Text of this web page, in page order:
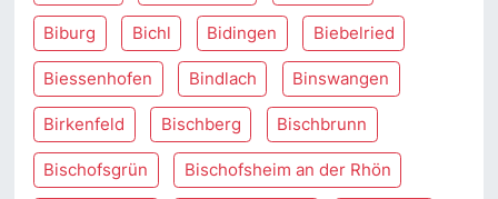
Biburg Bichl Bidingen Biebelried
Biessenhofen Bindlach Binswangen
Birkenfeld Bischberg Bischbrunn
Bischofsgrün Bischofsheim an der Rhön